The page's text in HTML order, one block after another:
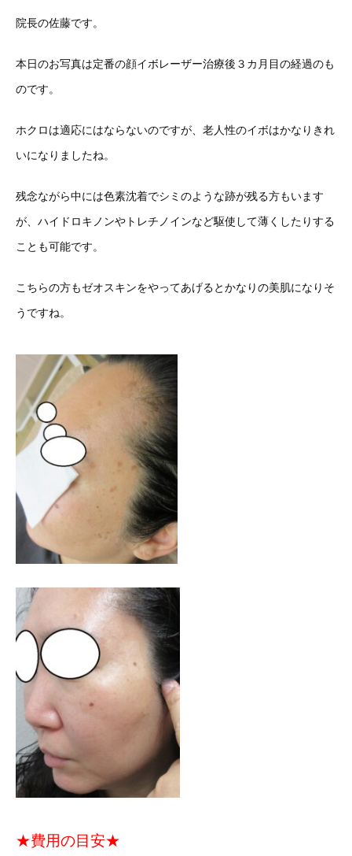
院長の佐藤です。
本日のお写真は定番の顔イボレーザー治療後３カ月目の経過のも
のです。
ホクロは適応にはならないのですが、老人性のイボはかなりきれ
いになりましたね。
残念ながら中には色素沈着でシミのような跡が残る方もいます
が、ハイドロキノンやトレチノインなど駆使して薄くしたりする
ことも可能です。
こちらの方もゼオスキンをやってあげるとかなりの美肌になりそ
うですね。
★費用の目安★